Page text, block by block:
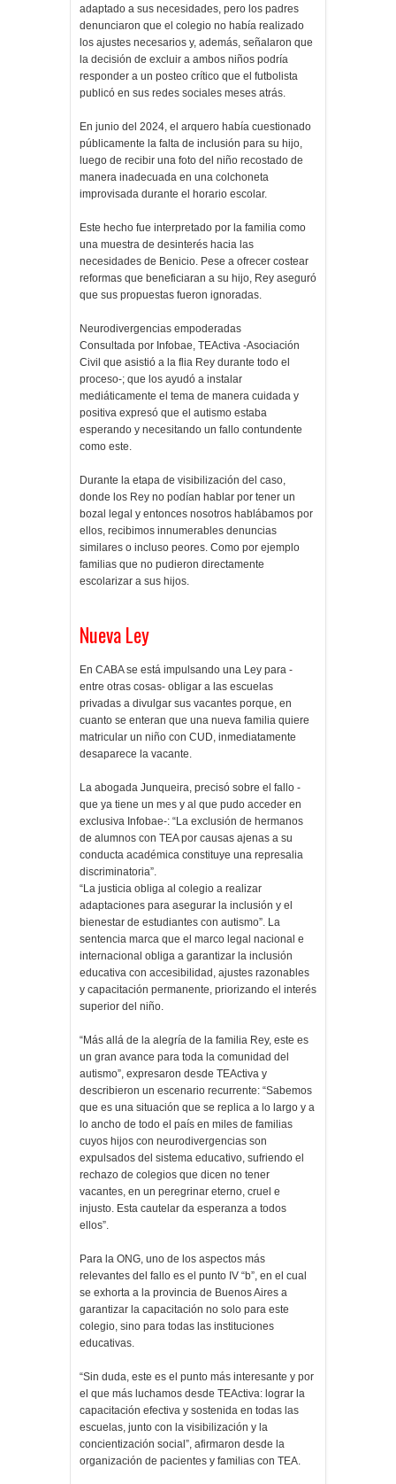
adaptado a sus necesidades, pero los padres
denunciaron que el colegio no había realizado
los ajustes necesarios y, además, señalaron que
la decisión de excluir a ambos niños podría
responder a un posteo crítico que el futbolista
publicó en sus redes sociales meses atrás.
En junio del 2024, el arquero había cuestionado
públicamente la falta de inclusión para su hijo,
luego de recibir una foto del niño recostado de
manera inadecuada en una colchoneta
improvisada durante el horario escolar.
Este hecho fue interpretado por la familia como
una muestra de desinterés hacia las
necesidades de Benicio. Pese a ofrecer costear
reformas que beneficiaran a su hijo, Rey aseguró
que sus propuestas fueron ignoradas.
Neurodivergencias empoderadas
Consultada por Infobae, TEActiva -Asociación
Civil que asistió a la flia Rey durante todo el
proceso-; que los ayudó a instalar
mediáticamente el tema de manera cuidada y
positiva expresó que el autismo estaba
esperando y necesitando un fallo contundente
como este.
Durante la etapa de visibilización del caso,
donde los Rey no podían hablar por tener un
bozal legal y entonces nosotros hablábamos por
ellos, recibimos innumerables denuncias
similares o incluso peores. Como por ejemplo
familias que no pudieron directamente
escolarizar a sus hijos.
Nueva Ley
En CABA se está impulsando una Ley para -
entre otras cosas- obligar a las escuelas
privadas a divulgar sus vacantes porque, en
cuanto se enteran que una nueva familia quiere
matricular un niño con CUD, inmediatamente
desaparece la vacante.
La abogada Junqueira, precisó sobre el fallo -
que ya tiene un mes y al que pudo acceder en
exclusiva Infobae-: “La exclusión de hermanos
de alumnos con TEA por causas ajenas a su
conducta académica constituye una represalia
discriminatoria”.
“La justicia obliga al colegio a realizar
adaptaciones para asegurar la inclusión y el
bienestar de estudiantes con autismo”. La
sentencia marca que el marco legal nacional e
internacional obliga a garantizar la inclusión
educativa con accesibilidad, ajustes razonables
y capacitación permanente, priorizando el interés
superior del niño.
“Más allá de la alegría de la familia Rey, este es
un gran avance para toda la comunidad del
autismo”, expresaron desde TEActiva y
describieron un escenario recurrente: “Sabemos
que es una situación que se replica a lo largo y a
lo ancho de todo el país en miles de familias
cuyos hijos con neurodivergencias son
expulsados del sistema educativo, sufriendo el
rechazo de colegios que dicen no tener
vacantes, en un peregrinar eterno, cruel e
injusto. Esta cautelar da esperanza a todos
ellos”.
Para la ONG, uno de los aspectos más
relevantes del fallo es el punto IV “b”, en el cual
se exhorta a la provincia de Buenos Aires a
garantizar la capacitación no solo para este
colegio, sino para todas las instituciones
educativas.
“Sin duda, este es el punto más interesante y por
el que más luchamos desde TEActiva: lograr la
capacitación efectiva y sostenida en todas las
escuelas, junto con la visibilización y la
concientización social”, afirmaron desde la
organización de pacientes y familias con TEA.